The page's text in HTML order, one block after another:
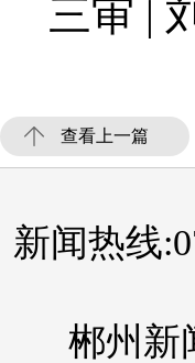
三审 |
查看上一篇
新闻热线
郴州新